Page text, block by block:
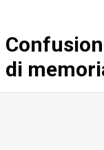
di